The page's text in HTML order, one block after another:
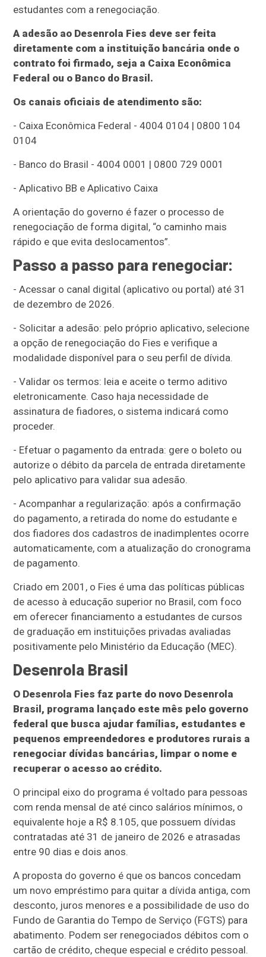
estudantes com a renegociação.
A adesão ao Desenrola Fies deve ser feita
diretamente com a instituição bancária onde o
contrato foi firmado, seja a Caixa Econômica
Federal ou o Banco do Brasil.
Os canais oficiais de atendimento são:
- Caixa Econômica Federal - 4004 0104 | 0800 104
0104
- Banco do Brasil - 4004 0001 | 0800 729 0001
- Aplicativo BB e Aplicativo Caixa
A orientação do governo é fazer o processo de
renegociação de forma digital, “o caminho mais
rápido e que evita deslocamentos”.
Passo a passo para renegociar:
- Acessar o canal digital (aplicativo ou portal) até 31
de dezembro de 2026.
- Solicitar a adesão: pelo próprio aplicativo, selecione
a opção de renegociação do Fies e verifique a
modalidade disponível para o seu perfil de dívida.
- Validar os termos: leia e aceite o termo aditivo
eletronicamente. Caso haja necessidade de
assinatura de fiadores, o sistema indicará como
proceder.
- Efetuar o pagamento da entrada: gere o boleto ou
autorize o débito da parcela de entrada diretamente
pelo aplicativo para validar sua adesão.
- Acompanhar a regularização: após a confirmação
do pagamento, a retirada do nome do estudante e
dos fiadores dos cadastros de inadimplentes ocorre
automaticamente, com a atualização do cronograma
de pagamento.
Criado em 2001, o Fies é uma das políticas públicas
de acesso à educação superior no Brasil, com foco
em oferecer financiamento a estudantes de cursos
de graduação em instituições privadas avaliadas
positivamente pelo Ministério da Educação (MEC).
Desenrola Brasil
O Desenrola Fies faz parte do novo Desenrola
Brasil, programa lançado este mês pelo governo
federal que busca ajudar famílias, estudantes e
pequenos empreendedores e produtores rurais a
renegociar dívidas bancárias, limpar o nome e
recuperar o acesso ao crédito.
O principal eixo do programa é voltado para pessoas
com renda mensal de até cinco salários mínimos, o
equivalente hoje a R$ 8.105, que possuem dívidas
contratadas até 31 de janeiro de 2026 e atrasadas
entre 90 dias e dois anos.
A proposta do governo é que os bancos concedam
um novo empréstimo para quitar a dívida antiga, com
desconto, juros menores e a possibilidade de uso do
Fundo de Garantia do Tempo de Serviço (FGTS) para
abatimento. Podem ser renegociados débitos com o
cartão de crédito, cheque especial e crédito pessoal.